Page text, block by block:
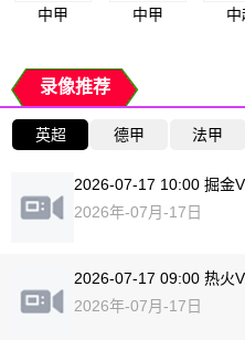
中甲 中甲 中
录像推荐
英超 德甲 法甲
2026-07-17 10:00 掘金
2026年-07月-17日
2026-07-17 09:00 热火
2026年-07月-17日